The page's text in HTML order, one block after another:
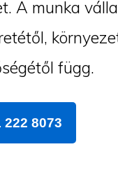
A munka
függ.
222 8073